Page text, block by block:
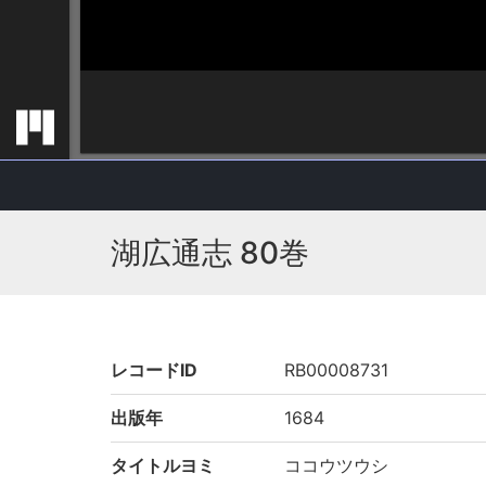
湖広通志 80巻
レコードID RB00008731
出版年 1684
タイトルヨミ ココウツウシ